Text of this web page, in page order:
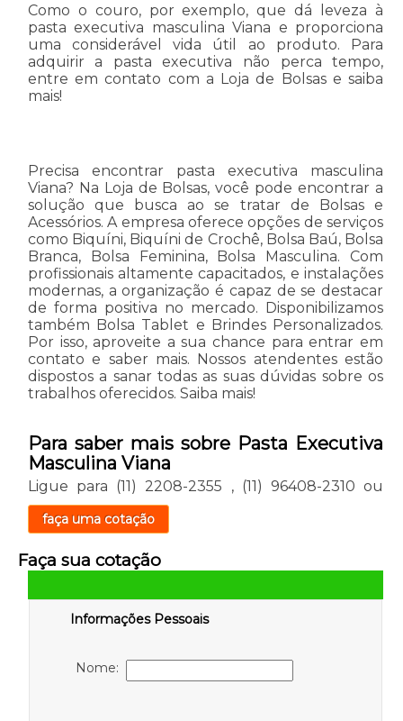
Como o couro, por exemplo, que dá leveza à
pasta executiva masculina Viana e proporciona
uma considerável vida útil ao produto. Para
adquirir a pasta executiva não perca tempo,
entre em contato com a Loja de Bolsas e saiba
mais!
Precisa encontrar pasta executiva masculina
Viana? Na Loja de Bolsas, você pode encontrar a
solução que busca ao se tratar de Bolsas e
Acessórios. A empresa oferece opções de serviços
como Biquíni, Biquíni de Crochê, Bolsa Baú, Bolsa
Branca, Bolsa Feminina, Bolsa Masculina. Com
profissionais altamente capacitados, e instalações
modernas, a organização é capaz de se destacar
de forma positiva no mercado. Disponibilizamos
também Bolsa Tablet e Brindes Personalizados.
Por isso, aproveite a sua chance para entrar em
contato e saber mais. Nossos atendentes estão
dispostos a sanar todas as suas dúvidas sobre os
trabalhos oferecidos. Saiba mais!
Para saber mais sobre Pasta Executiva
Masculina Viana
Ligue para (11) 2208-2355 , (11) 96408-2310 ou
faça uma cotação
Faça sua cotação
Informações Pessoais
Nome: